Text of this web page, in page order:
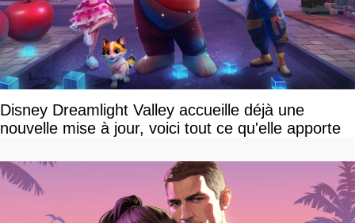
Disney Dreamlight Valley accueille déjà une
nouvelle mise à jour, voici tout ce qu'elle apporte